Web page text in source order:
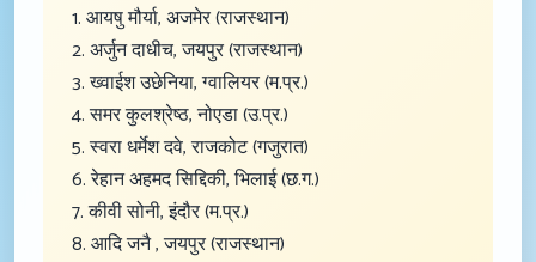
1. आयषु मौर्या, अजमेर (राजस्थान)
2. अर्जुन दाधीच, जयपुर (राजस्थान)
3. ख्वाईश उछेनिया, ग्वालियर (म.प्र.)
4. समर कुलश्रेष्ठ, नोएडा (उ.प्र.)
5. स्वरा धर्मेश दवे, राजकोट (गजुरात)
6. रेहान अहमद सिद्दिकी, भिलाई (छ.ग.)
7. कीवी सोनी, इंदौर (म.प्र.)
8. आदि जनै , जयपुर (राजस्थान)